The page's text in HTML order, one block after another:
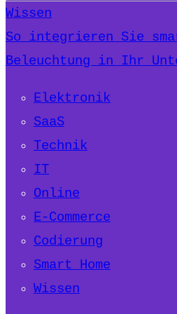
Wissen
So integrieren Sie
Beleuchtung in Ihr
Elektronik
SaaS
Technik
IT
Online
E-Commerce
Codierung
Smart Home
Wissen